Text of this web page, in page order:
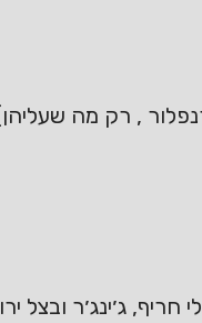
, רק מה
ג׳ינג׳ר ובצל